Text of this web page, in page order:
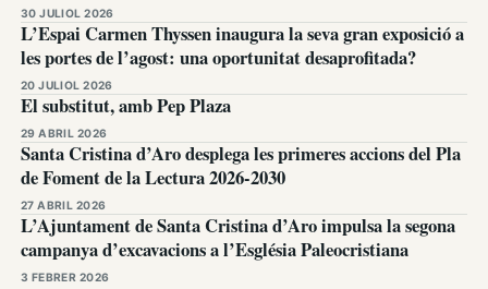
30 JULIOL 2026
L’Espai Carmen Thyssen inaugura la seva gran exposició a
les portes de l’agost: una oportunitat desaprofitada?
20 JULIOL 2026
El substitut, amb Pep Plaza
29 ABRIL 2026
Santa Cristina d’Aro desplega les primeres accions del Pla
de Foment de la Lectura 2026-2030
27 ABRIL 2026
L’Ajuntament de Santa Cristina d’Aro impulsa la segona
campanya d’excavacions a l’Església Paleocristiana
3 FEBRER 2026